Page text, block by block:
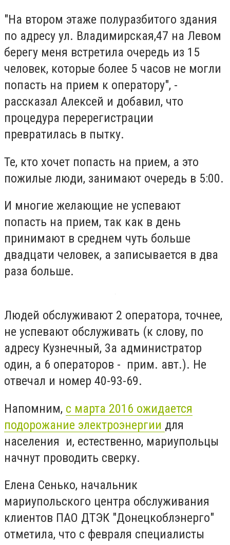
"На втором этаже полуразбитого здания
по адресу ул. Владимирская,47 на Левом
берегу меня встретила очередь из 15
человек, которые более 5 часов не могли
попасть на прием к оператору", -
рассказал Алексей и добавил, что
процедура перерегистрации
превратилась в пытку.
Те, кто хочет попасть на прием, а это
пожилые люди, занимают очередь в 5:00.
И многие желающие не успевают
попасть на прием, так как в день
принимают в среднем чуть больше
двадцати человек, а записывается в два
раза больше.
Людей обслуживают 2 оператора, точнее,
не успевают обслуживать (к слову, по
адресу Кузнечный, 3а администратор
один, а 6 операторов - прим. авт.). Не
отвечал и номер 40-93-69.
Напомним, с марта 2016 ожидается
подорожание электроэнергии для
населения и, естественно, мариупольцы
начнут проводить сверку.
Елена Сенько, начальник
мариупольского центра обслуживания
клиентов ПАО ДТЭК "Донецкоблэнерго"
отметила, что с февраля специалисты